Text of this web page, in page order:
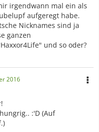
irgendwann mal ein als
aufgeregt habe.
Nicknames sind ja
ganzen
und so oder?
2016
:'D (Auf